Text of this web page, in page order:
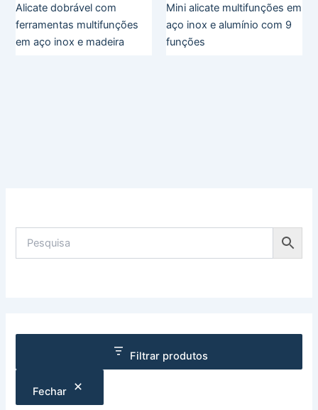
Filtrar produtos
Fechar
Alicate dobrável com
ferramentas multifunções
em aço inox e madeira
Mini alicate multifunções em
aço inox e alumínio com 9
funções